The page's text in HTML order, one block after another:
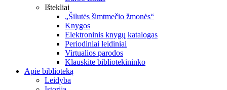
Ištekliai
„Šilutės šimtmečio žmonės“
Knygos
Elektroninis knygų katalogas
Periodiniai leidiniai
Virtualios parodos
Klauskite bibliotekininko
Apie biblioteką
Leidyba